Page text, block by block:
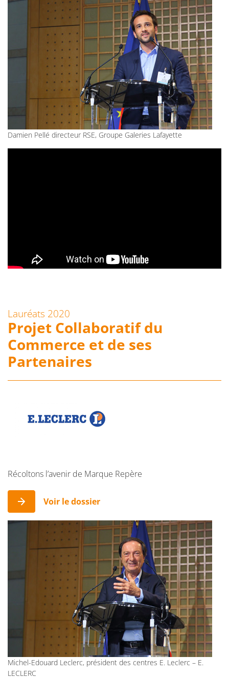
Damien Pellé directeur RSE, Groupe Galeries Lafayette
Lauréats 2020
Projet Collaboratif du
Commerce et de ses
Partenaires
Récoltons l’avenir de Marque Repère
Voir le dossier
Michel-Edouard Leclerc, président des centres E. Leclerc – E.
LECLERC